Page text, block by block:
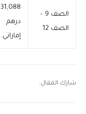
الصف 9 –
الصف 12
31,088
درهم
إماراتي.
شارك المقال: